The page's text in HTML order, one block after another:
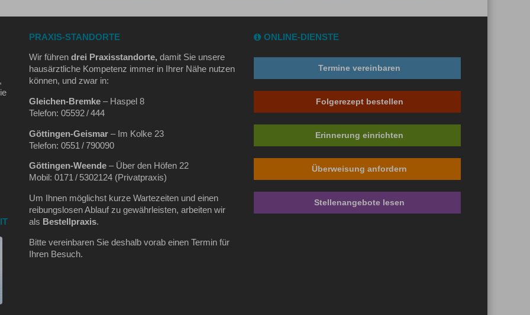
PRAXIS-STANDORTE
Wir führen drei Praxisstandorte, damit Sie unsere
hausärztliche Kompetenz immer in Ihrer Nähe nutzen
können, und zwar in:
Gleichen‑Bremke – Haspel 8
Telefon: 05592 / 444
Göttingen‑Geismar – Im Kolke 23
Telefon: 0551 / 790090
Göttingen‑Weende – Über den Höfen 22
Mobil: 0171 / 5302124 (Privatpraxis)
Um Ihnen möglichst kurze Wartezeiten und einen
reibungslosen Ablauf zu gewährleisten, arbeiten wir
als Bestellpraxis.
Bitte vereinbaren Sie deshalb vorab einen Termin für
Ihren Besuch.
ONLINE-DIENSTE
Termine vereinbaren
Folgerezept bestellen
Erinnerung einrichten
Überweisung anfordern
Stellenangebote lesen